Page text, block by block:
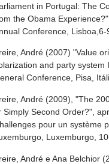
in Portugal: The
the Obama
Conference,
André (2007) "Value
and party system
Conference, Pisa,
André (2009), "The
Simply Second Order?",
pour un système
Luxemburgo,
André e Ana Belchior